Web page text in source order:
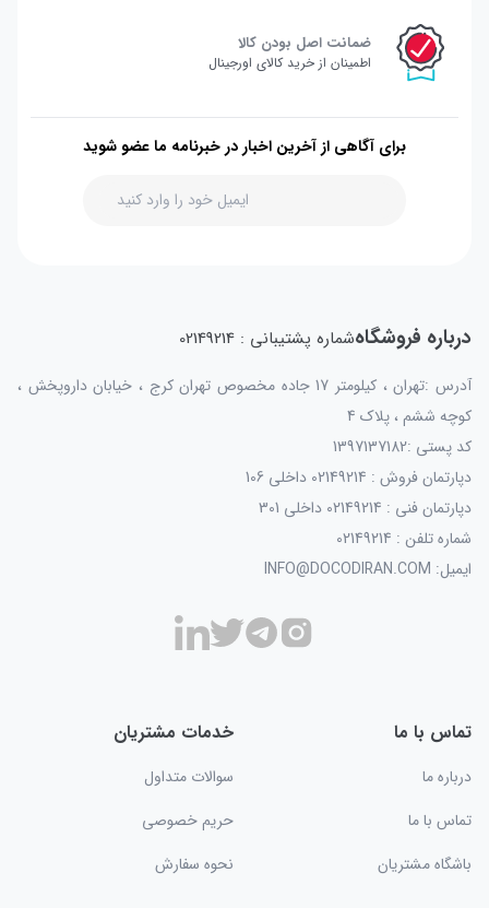
ضمانت اصل بودن کالا
اطمینان از خرید کالای اورجینال
برای آگاهی از آخرین اخبار در خبرنامه ما عضو شوید
درباره فروشگاهشماره پشتیبانی : 02149214
آدرس :تهران ، کیلومتر 17 جاده مخصوص تهران کرج ، خیابان داروپخش ،
کوچه ششم ، پلاک 4
کد پستی :1397137182
دپارتمان فروش : 02149214 داخلی 106
دپارتمان فنی : 02149214 داخلی 301
شماره تلفن : 02149214
ایمیل: INFO@DOCODIRAN.COM
تماس با ما
درباره ما
تماس با ما
باشگاه مشتریان
خدمات مشتریان
سوالات متداول
حریم خصوصی
نحوه سفارش